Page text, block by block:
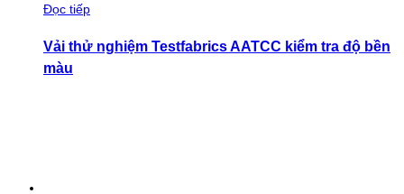
Đọc tiếp
Vải thử nghiệm Testfabrics AATCC kiểm tra độ bền
màu